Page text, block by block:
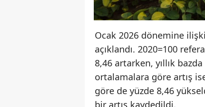
Ocak 2026 dönemine
açıklandı. 2020=100
8,46 artarken, yıllık
ortalamalara göre artış
göre de yüzde 8,46